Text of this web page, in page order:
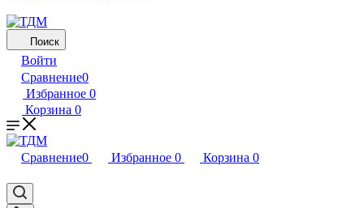
Поиск
Войти
Сравнение0
Избранное 0
Корзина 0
Сравнение0 Избранное 0 Корзина 0